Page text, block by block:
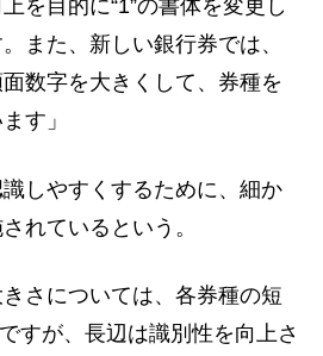
を目的に“1”の書体を変更し
また、新しい銀行券では、
数字を大きくして、券種を
す」
しやすくするために、細か
れているという。
きさについては、各券種の短
すが、長辺は識別性を向上さ